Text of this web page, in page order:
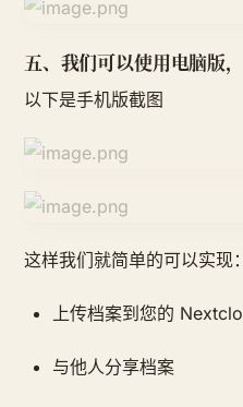
五、我们可以使用电脑版
以下是手机版截图
这样我们就简单的可以实现：
上传档案到您的
与他人分享档案